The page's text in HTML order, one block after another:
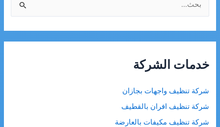
ح
ع
خدمات الشركة
شركة تنظيف واجهات بجازان
شركة تنظيف افران بالقطيف
شركة تنظيف مكيفات بالعارضة